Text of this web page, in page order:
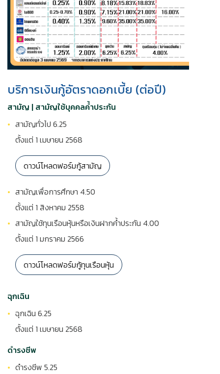
บริการเงินกู้อัตราดอกเบี้ย (ต่อปี)
สามัญ | สามัญใช้บุคคลค้ำประกัน
สามัญทั่วไป 6.25
ตั้งแต่ 1 เมษายน 2568
ดาวน์โหลดฟอร์มกู้สามัญ
สามัญเพื่อการศึกษา 4.50
ตั้งแต่ 1 สิงหาคม 2558
สามัญใช้ทุนเรือนหุ้นหรือเงินฝากค้ำประกัน 4.00
ตั้งแต่ 1 มกราคม 2566
ดาวน์โหลดฟอร์มกู้ทุนเรือนหุ้น
ฉุกเฉิน
ฉุกเฉิน 6.25
ตั้งแต่ 1 เมษายน 2568
ดำรงชีพ
ดำรงชีพ 5.25